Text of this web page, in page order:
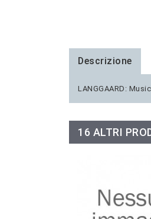
Descrizione
LANGGAARD:
16 ALTRI